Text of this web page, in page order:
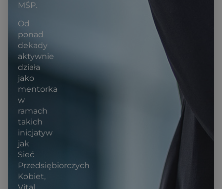
MŚP.
Od
ponad
dekady
aktywnie
działa
jako
mentorka
w
ramach
takich
inicjatyw
jak
Sieć
Przedsiębiorczych
Kobiet,
Vital